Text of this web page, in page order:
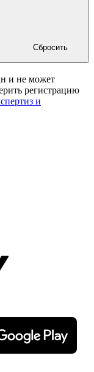
Сбросить
и не может
регистрацию
и